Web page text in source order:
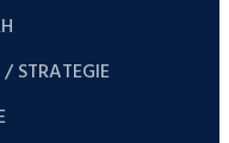
STRATEGIE